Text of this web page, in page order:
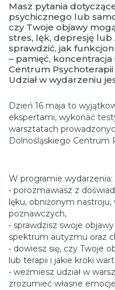
Masz pytania
psychicznego lub
czy Twoje objawy
stres, lęk, depresję lub
sprawdzić, jak
– pamięć,
Centrum
Udział w wydarzeniu
Dzień 16 maja to
ekspertami, wykonać
warsztatach
Dolnośląskiego Centrum
W programie wydarzenia:
• porozmawiasz z
lęku, obniżonym
poznawczych,
• sprawdzisz swoje
spektrum autyzmu oraz
• dowiesz się, czy Twoje
lub terapii i jakie kroki
• weźmiesz udział w
zrozumieć własne